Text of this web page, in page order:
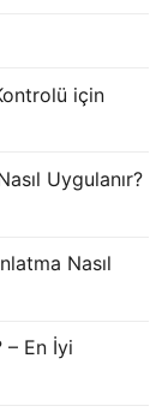
için
Uygulanır?
Nasıl
– En İyi